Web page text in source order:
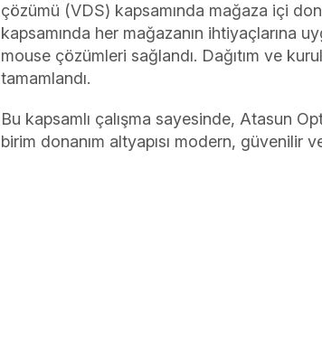
çözümü (VDS) kapsamında mağaza içi
kapsamında her mağazanın ihtiyaçlarına
mouse çözümleri sağlandı. Dağıtım ve
tamamlandı.
Bu kapsamlı çalışma sayesinde, Atasun
birim donanım altyapısı modern, güvenilir